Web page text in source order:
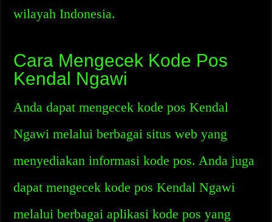
wilayah Indonesia.
Cara Mengecek Kode Pos
Kendal Ngawi
Anda dapat mengecek kode pos Kendal
Ngawi melalui berbagai situs web yang
menyediakan informasi kode pos. Anda juga
dapat mengecek kode pos Kendal Ngawi
melalui berbagai aplikasi kode pos yang